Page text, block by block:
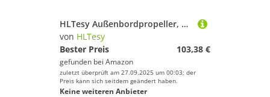
HLTesy Außenbordpropeller, 10-1/4 x 12 Schraube, 3 Blätter, 10 Spline, for 20–30 PS Schiffsmotoren, Teilenummer 58100-96430-019
von HLTesy
Bester Preis
103,38 €
gefunden bei Amazon
zuletzt überprüft am 27.09.2025 um 00:03; der
Preis kann sich seitdem geändert haben.
Keine weiteren Anbieter